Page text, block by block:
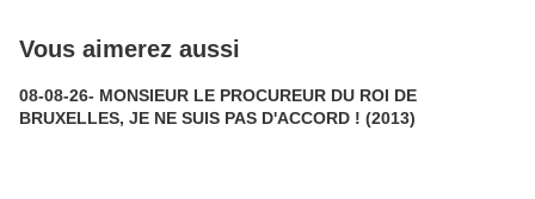
Vous aimerez aussi
08-08-26- MONSIEUR LE PROCUREUR DU ROI DE
BRUXELLES, JE NE SUIS PAS D'ACCORD ! (2013)